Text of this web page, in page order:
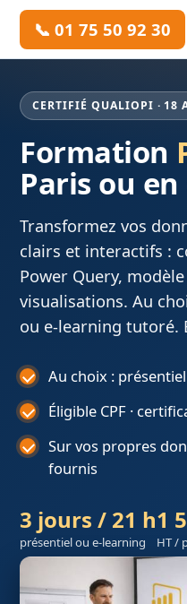
📞 01 75 50 92 30
CERTIFIÉ QUALIOPI · 18
Formation
Paris ou
Transformez vos
clairs et interactifs :
Power Query,
visualisations. Au
ou e-learning tutoré.
Au choix :
Éligible CPF ·
Sur vos propres
fournis
3 jours / 21 h
présentiel ou e-learning
1
HT /